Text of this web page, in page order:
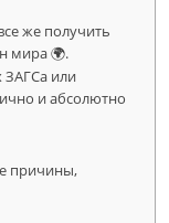
же получить
мира 🌍.
ЗАГСа или
и абсолютно
причины,